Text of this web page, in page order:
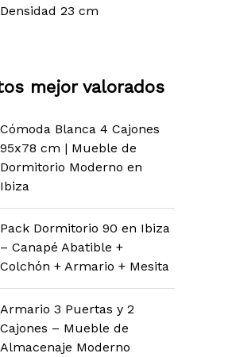
Densidad 23 cm
mejor valorados
Cómoda Blanca 4 Cajones
95x78 cm | Mueble de
Dormitorio Moderno en
Ibiza
Pack Dormitorio 90 en Ibiza
– Canapé Abatible +
Colchón + Armario + Mesita
Armario 3 Puertas y 2
Cajones – Mueble de
Almacenaje Moderno